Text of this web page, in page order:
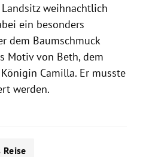
weihnachtlich
ein besonders
dem Baumschmuck
Motiv von Beth, dem
Camilla. Er musste
werden.